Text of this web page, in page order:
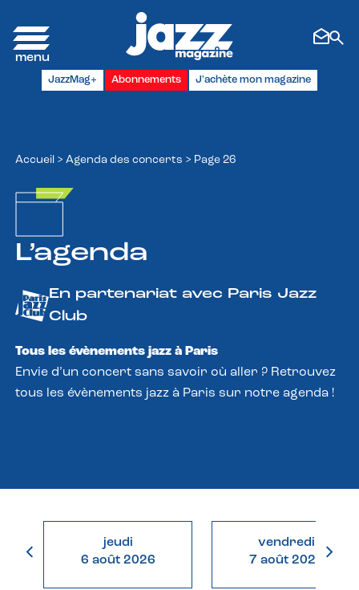
JazzMag+ Abonnements J'achète mon magazine
Accueil > Agenda des concerts > Page 26
L’agenda
En partenariat avec Paris Jazz
Club
Tous les évènements jazz à Paris
Envie d’un concert sans savoir où aller ? Retrouvez
tous les évènements jazz à Paris sur notre agenda !
jeudi
6 août 2026
vendredi
7 août 2026